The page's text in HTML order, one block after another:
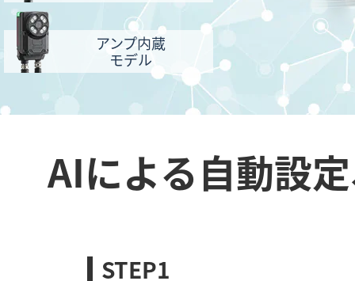
アンプ内蔵
モデル
AIによる自動設
STEP1